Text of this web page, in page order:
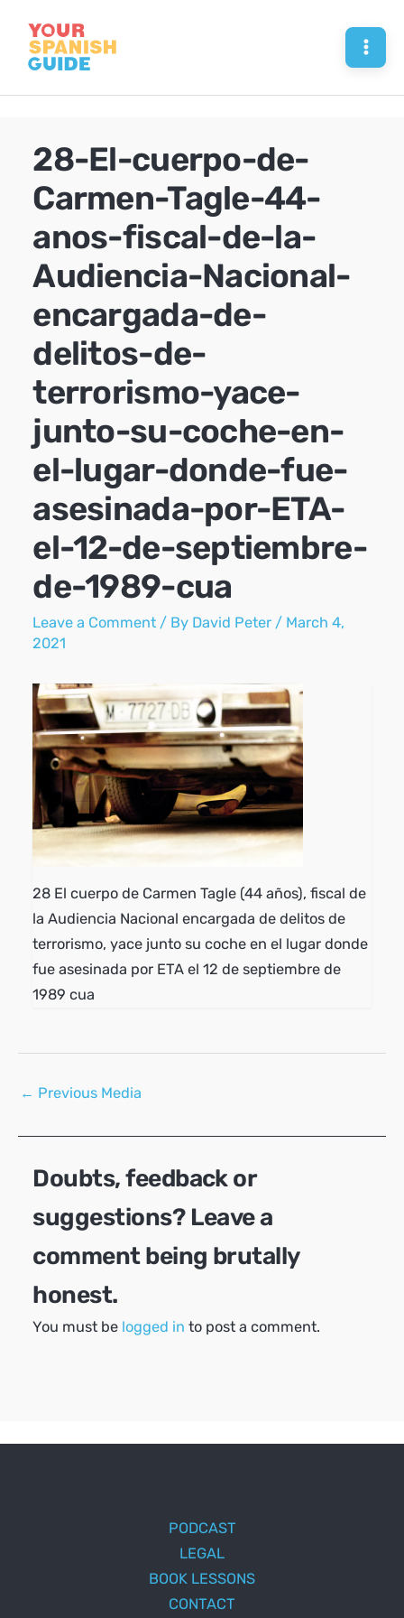
content
28-El-cuerpo-de-
Carmen-Tagle-44-
anos-fiscal-de-la-
Audiencia-Nacional-
encargada-de-
delitos-de-
terrorismo-yace-
junto-su-coche-en-
el-lugar-donde-fue-
asesinada-por-ETA-
el-12-de-septiembre-
de-1989-cua
Leave a Comment / By David Peter / March 4,
2021
28 El cuerpo de Carmen Tagle (44 años), fiscal de
la Audiencia Nacional encargada de delitos de
terrorismo, yace junto su coche en el lugar donde
fue asesinada por ETA el 12 de septiembre de
1989 cua
Post
← Previous Media
Doubts, feedback or
suggestions? Leave a
comment being brutally
honest.
You must be logged in to post a comment.
PODCAST
LEGAL
BOOK LESSONS
CONTACT